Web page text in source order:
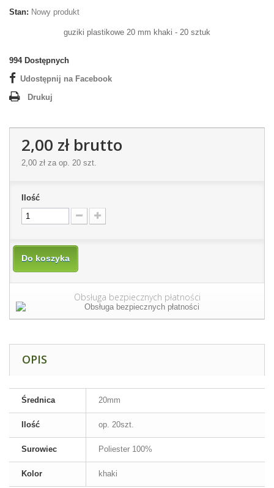
Stan: Nowy produkt
guziki plastikowe 20 mm khaki - 20 sztuk
994 Dostępnych
Udostępnij na Facebook
Drukuj
2,00 złbrutto
2,00 zł za op. 20 szt.
Ilość
Do koszyka
Obsługa bezpiecznych płatności
OPIS
Średnica 20mm
Ilość op. 20szt.
Surowiec Poliester 100%
Kolor khaki